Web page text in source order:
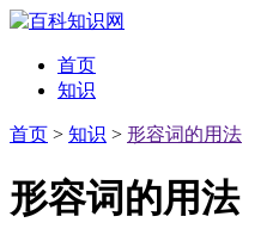
首页
知识
首页 > 知识 > 形容词的用法
形容词的用法